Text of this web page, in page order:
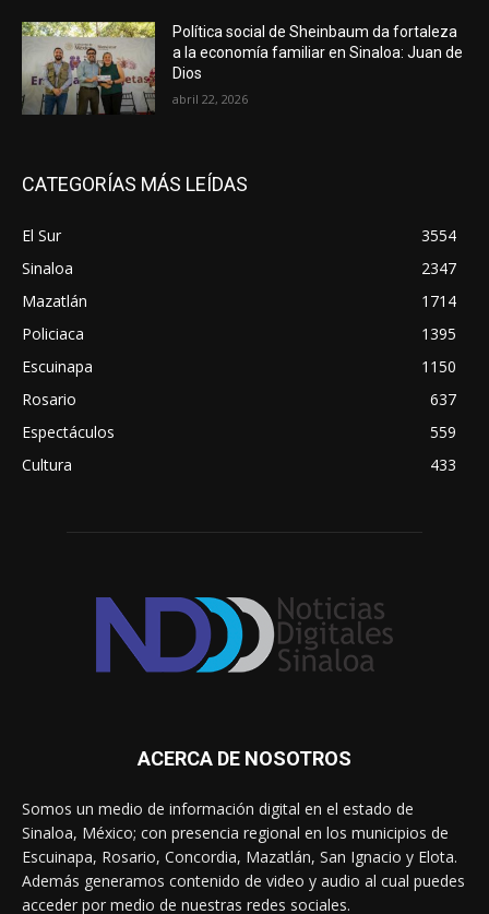
Política social de Sheinbaum da fortaleza
a la economía familiar en Sinaloa: Juan de
Dios
abril 22, 2026
CATEGORÍAS MÁS LEÍDAS
El Sur
3554
Sinaloa
2347
Mazatlán
1714
Policiaca
1395
Escuinapa
1150
Rosario
637
Espectáculos
559
Cultura
433
ACERCA DE NOSOTROS
Somos un medio de información digital en el estado de
Sinaloa, México; con presencia regional en los municipios de
Escuinapa, Rosario, Concordia, Mazatlán, San Ignacio y Elota.
Además generamos contenido de video y audio al cual puedes
acceder por medio de nuestras redes sociales.